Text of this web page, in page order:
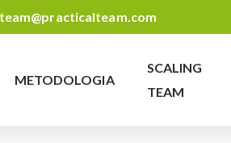
METODOLOGIA
SCALING
TEAM